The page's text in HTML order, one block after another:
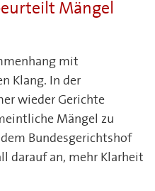
Mängel
mit
Klang. In der
wieder Gerichte
Mängel zu
Bundesgerichtshof
darauf an, mehr Klarheit